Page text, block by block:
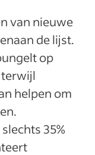
van nieuwe
de lijst.
op
terwijl
helpen om
slechts 35%